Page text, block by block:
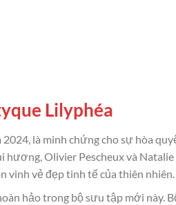
Lilyphéa
là minh chứng cho sự hòa
hương, Olivier Pescheux và Natalie
vinh vẻ đẹp tinh tế của thiên nhiên.
hảo trong bộ sưu tập mới này.